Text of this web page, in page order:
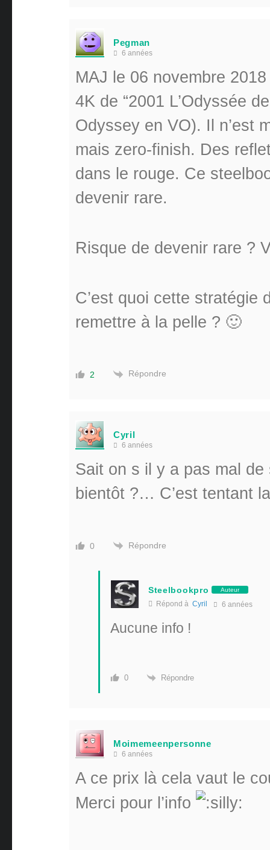
Pegman
6 années
MAJ le 06 novembre
4K de “2001 L’Odyssée
Odyssey en VO). Il n’est
mais zero-finish. Des
dans le rouge. Ce
devenir rare.
Risque de devenir rare ?
C’est quoi cette stratégie
remettre à la pelle ? 🙂
2 Répondre
Cyril
6 années
Sait on s il y a pas mal
bientôt ?… C’est tentant
0 Répondre
Steelbookpro Auteur
Répond à Cyril 6 années
Aucune info !
0 Répondre
Moimemeenpersonne
6 années
A ce prix là cela vaut le
Merci pour l’info